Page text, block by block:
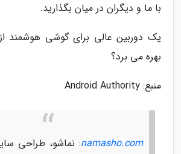
با ما و دیگران در میان بگذارید.
یک دوربین عالی برای گوشی
بهره می برد؟
منبع: Android Authority
namasho.com: نماشو، طراحی